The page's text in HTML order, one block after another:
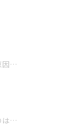
車における異臭の原因は？
車の異音が生じるのはなぜ？